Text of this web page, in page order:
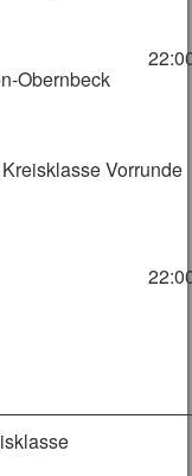
Obernbeck
Vorrunde